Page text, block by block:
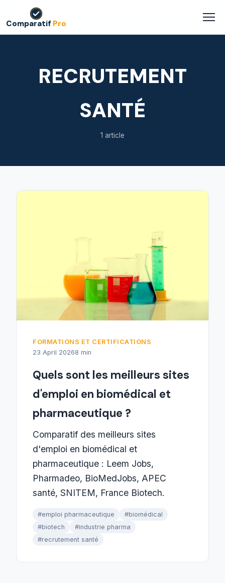
Comparatif Pro
RECRUTEMENT
SANTÉ
1 article
FORMATIONS ET CERTIFICATIONS
23 April 20268 min
Quels sont les meilleurs sites
d'emploi en biomédical et
pharmaceutique ?
Comparatif des meilleurs sites
d'emploi en biomédical et
pharmaceutique : Leem Jobs,
Pharmadeo, BioMedJobs, APEC
santé, SNITEM, France Biotech.
#emploi pharmaceutique
#biomédical
#biotech
#industrie pharma
#recrutement santé